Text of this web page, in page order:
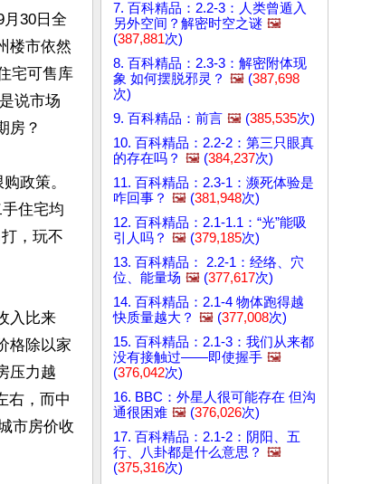
30日全
楼市依然
宅可售库
说市场
房？
政策。
住宅均
，玩不
入比来
格除以家
压力越
右，而中
市房价收
7. 百科精品：2.2-3：人类曾遁入
另外空间？解密时空之谜 🖼️
(387,881次)
8. 百科精品：2.3-3：解密附体现
象 如何摆脱邪灵？ 🖼️ (387,698
次)
9. 百科精品：前言 🖼️ (385,535次)
10. 百科精品：2.2-2：第三只眼真
的存在吗？ 🖼️ (384,237次)
11. 百科精品：2.3-1：濒死体验是
咋回事？ 🖼️ (381,948次)
12. 百科精品：2.1-1.1：“光”能吸
引人吗？ 🖼️ (379,185次)
13. 百科精品： 2.2-1：经络、穴
位、能量场 🖼️ (377,617次)
14. 百科精品：2.1-4 物体跑得越
快质量越大？ 🖼️ (377,008次)
15. 百科精品：2.1-3：我们从来都
没有接触过——即使握手 🖼️
(376,042次)
16. BBC：外星人很可能存在 但沟
通很困难 🖼️ (376,026次)
17. 百科精品：2.1-2：阴阳、五
行、八卦都是什么意思？ 🖼️
(375,316次)